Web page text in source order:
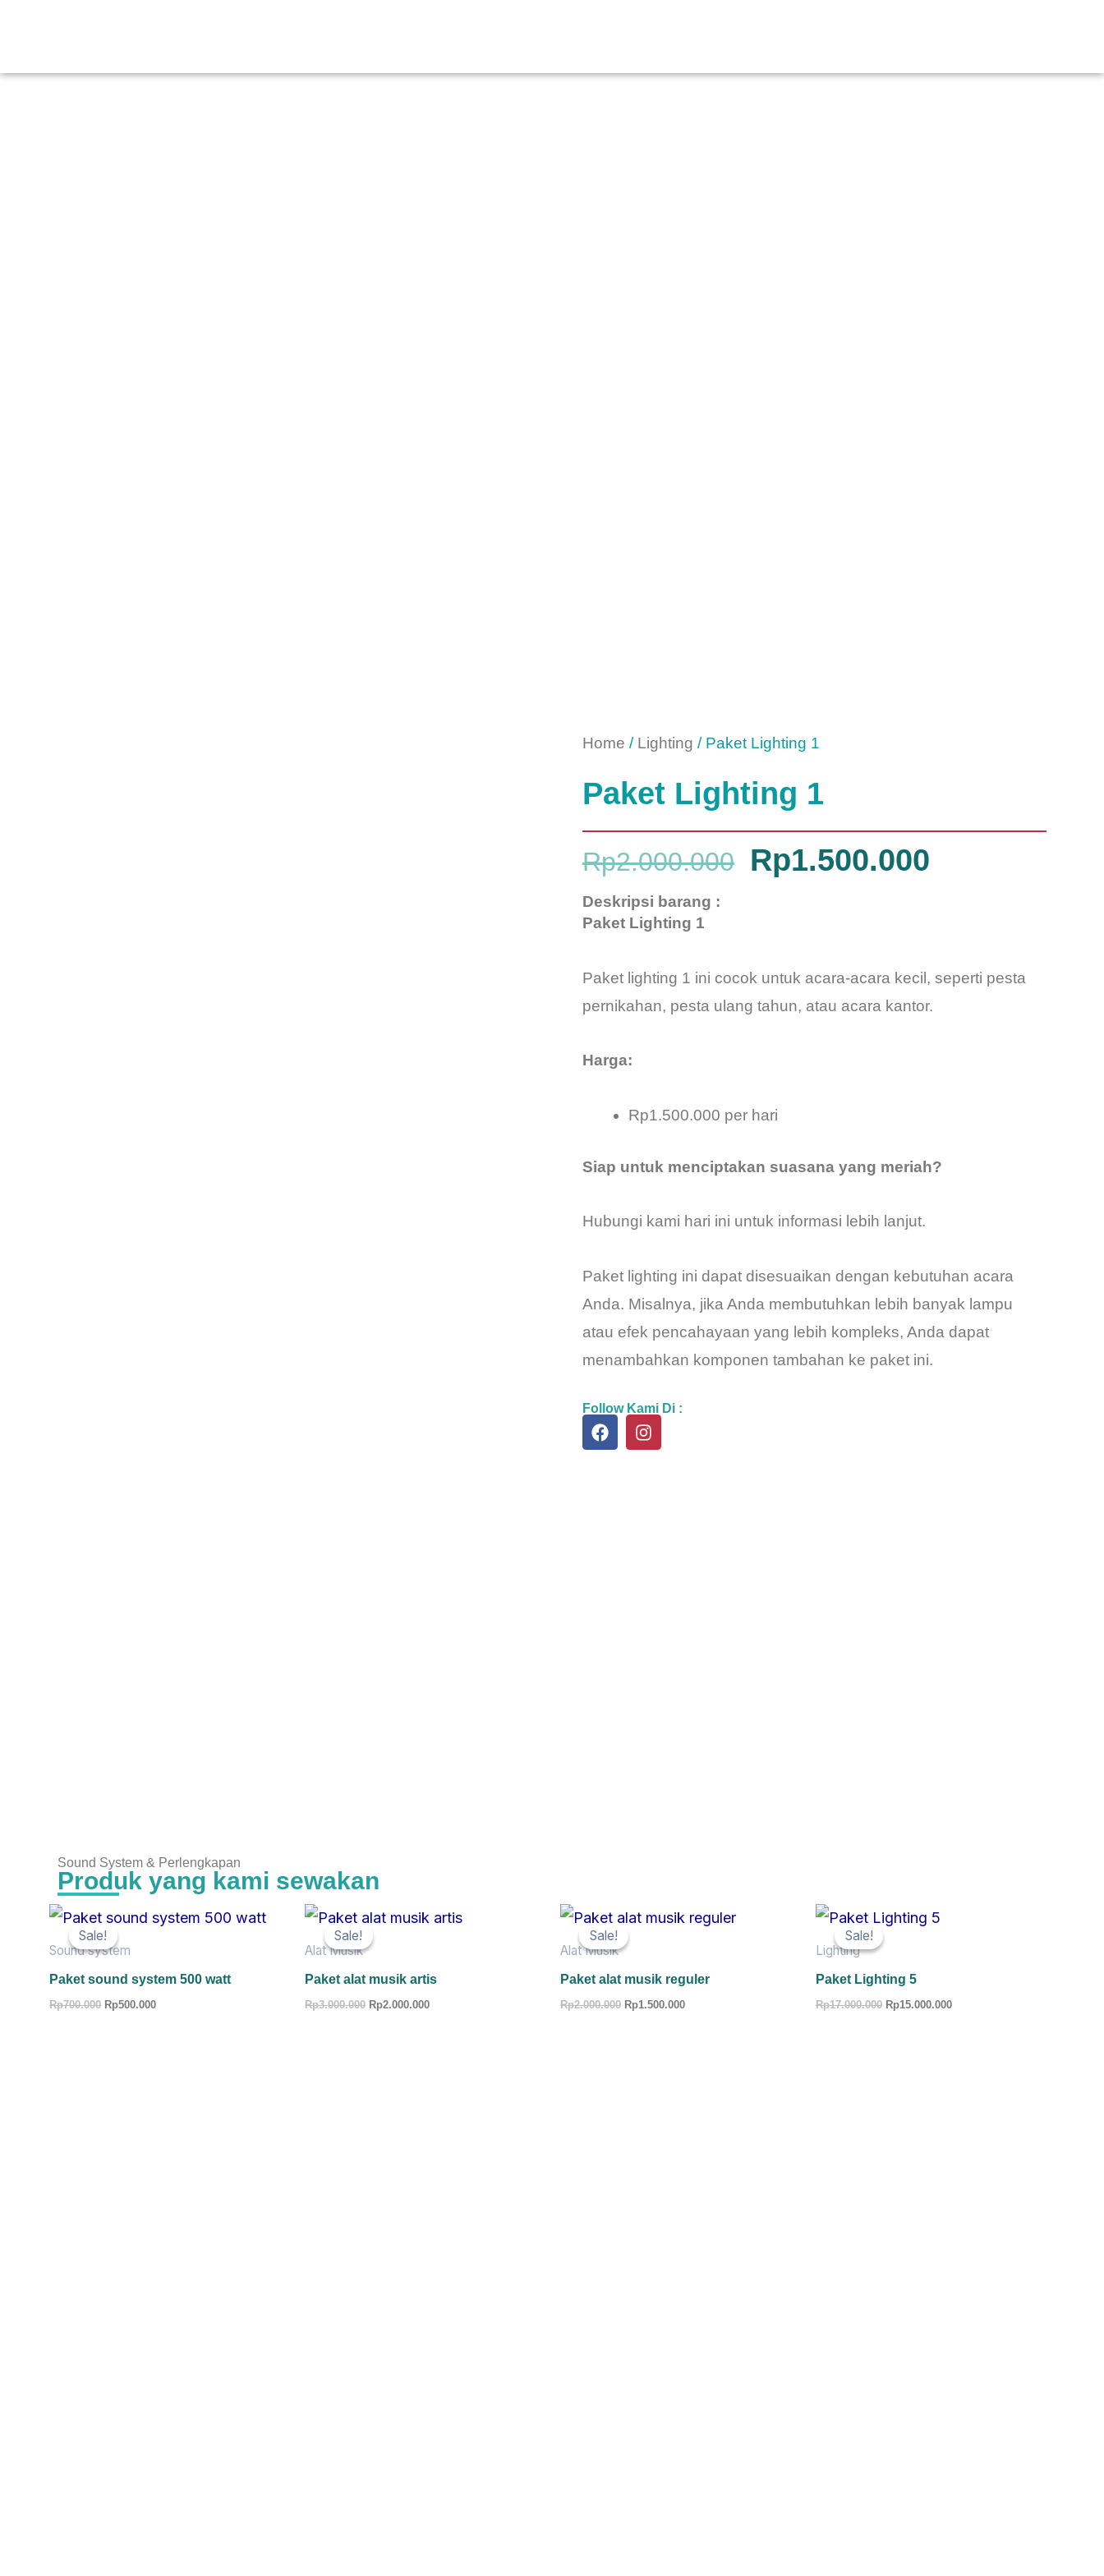
Home / Lighting / Paket Lighting 1
Paket Lighting 1
Rp2.000.000 Original
Rp2.000.000.
Rp1.500.000Current
Rp1.500.000.
Deskripsi barang :
Paket Lighting 1
Paket lighting 1 ini cocok untuk acara-acara kecil, seperti pesta
pernikahan, pesta ulang tahun, atau acara kantor.
Harga:
Rp1.500.000 per hari
Siap untuk menciptakan suasana yang meriah?
Hubungi kami hari ini untuk informasi lebih lanjut.
Paket lighting ini dapat disesuaikan dengan kebutuhan acara
Anda. Misalnya, jika Anda membutuhkan lebih banyak lampu
atau efek pencahayaan yang lebih kompleks, Anda dapat
menambahkan komponen tambahan ke paket ini.
Follow Kami Di :
F
a
c
I
n
s
Sound System & Perlengkapan
Produk yang kami sewakan
Sale!
Sale!
Sound system
Paket sound system 500 watt
Rp700.000
price
was:
Rp700.000.
Rp500.000
Current
price
Sale!
Sale!
Alat Musik
Paket alat musik artis
Rp3.000.000
Original
price
was:
Rp3.000.000.
Rp2.000.000
Current
price
Sale!
Sale!
Alat Musik
Paket alat musik reguler
Rp2.000.000
Original
price
was:
Rp2.000.000.
Rp1.500.000
Current
price
Sale!
Sale!
Lighting
Paket Lighting 5
Rp17.000.000
Original
price
Rp15.000.000